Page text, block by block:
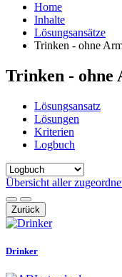
Home
Inhalte
Lösungsansätze
Trinken - ohne
Trinken - ohne
Lösungsansatz
Lösungen
Kriterien
Logbuch
Übersicht aller
Zurück
Drinker